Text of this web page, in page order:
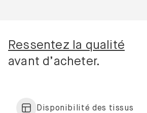
Ressentez la qualité
avant d’acheter.
Disponibilité des tissus